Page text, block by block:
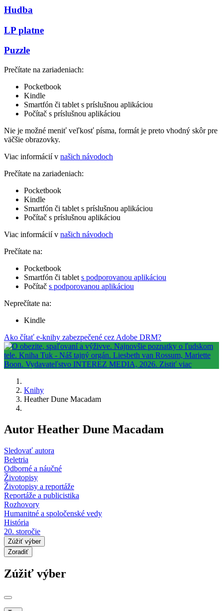
Hudba
LP platne
Puzzle
Prečítate na zariadeniach:
Pocketbook
Kindle
Smartfón či tablet s príslušnou aplikáciou
Počítač s príslušnou aplikáciou
Nie je možné meniť veľkosť písma, formát je preto vhodný skôr pre
väčšie obrazovky.
Viac informácií v našich návodoch
Prečítate na zariadeniach:
Pocketbook
Kindle
Smartfón či tablet s príslušnou aplikáciou
Počítač s príslušnou aplikáciou
Viac informácií v našich návodoch
Prečítate na:
Pocketbook
Smartfón či tablet s podporovanou aplikáciou
Počítač s podporovanou aplikáciou
Neprečítate na:
Kindle
Ako čítať e-knihy zabezpečené cez Adobe DRM?
Knihy
Heather Dune Macadam
Autor Heather Dune Macadam
Sledovať autora
Beletria
Odborné a náučné
Životopisy
Životopisy a reportáže
Reportáže a publicistika
Rozhovory
Humanitné a spoločenské vedy
História
20. storočie
Zúžiť výber
Zoradiť
Zúžiť výber